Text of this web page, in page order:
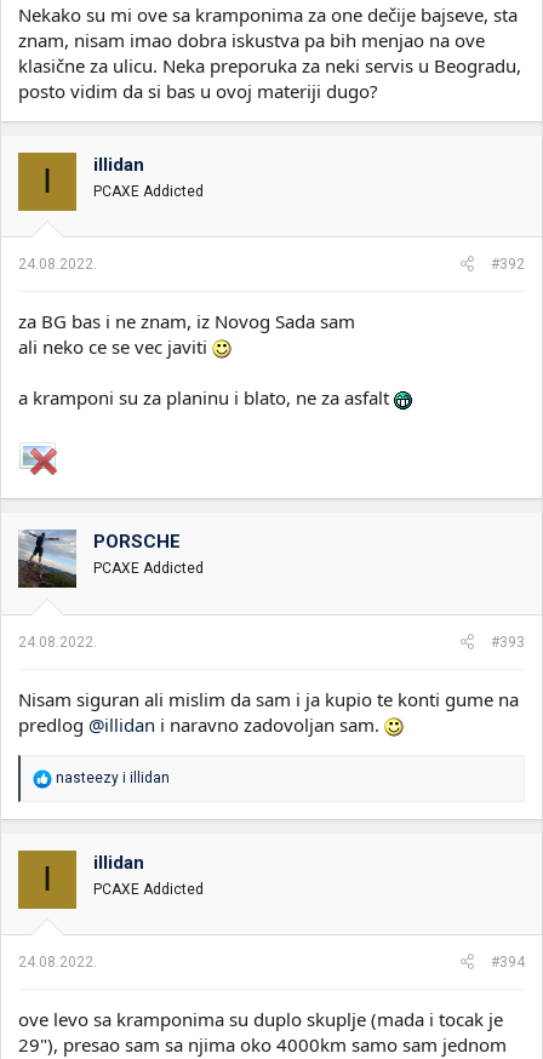
Nekako su mi ove sa kramponima za one dečije bajseve, sta
znam, nisam imao dobra iskustva pa bih menjao na ove
klasične za ulicu. Neka preporuka za neki servis u Beogradu,
posto vidim da si bas u ovoj materiji dugo?
I illidan
PCAXE Addicted
24.08.2022. #392
za BG bas i ne znam, iz Novog Sada sam
ali neko ce se vec javiti
a kramponi su za planinu i blato, ne za asfalt
PORSCHE
PCAXE Addicted
24.08.2022. #393
Nisam siguran ali mislim da sam i ja kupio te konti gume na
predlog @illidan i naravno zadovoljan sam.
R
o
n
:
nasteezy i illidan
I illidan
PCAXE Addicted
24.08.2022. #394
ove levo sa kramponima su duplo skuplje (mada i tocak je
29"), presao sam sa njima oko 4000km samo sam jednom